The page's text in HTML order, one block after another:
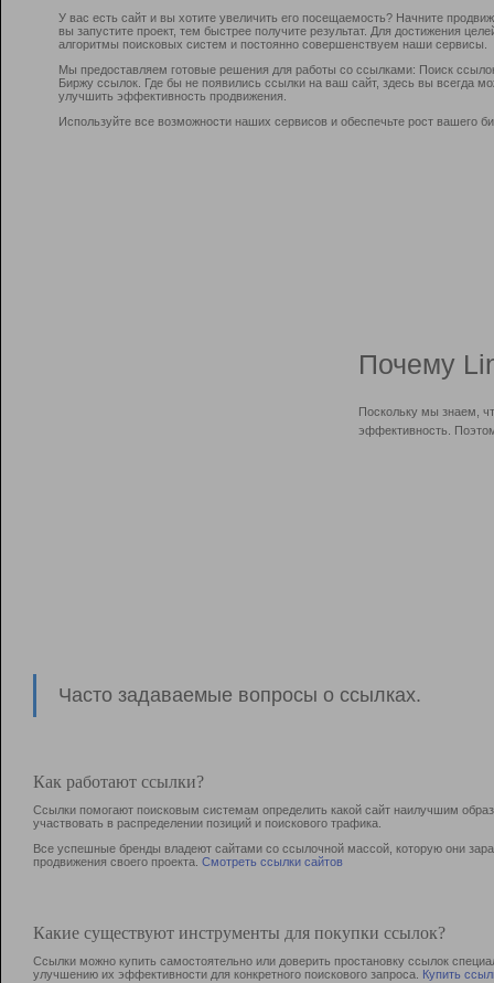
У вас есть сайт и вы хотите увеличить его посещаемость? Начните
вы запустите проект, тем быстрее получите результат. Для достижения
алгоритмы поисковых систем и постоянно совершенствуем наши сервисы.
Мы предоставляем готовые решения для работы со ссылками: Поиск
Биржу ссылок. Где бы не появились ссылки на ваш сайт, здесь вы всегда
улучшить эффективность продвижения.
Используйте все возможности наших сервисов и обеспечьте рост вашего
Почему
Поскольку мы знаем,
эффективность.
Часто задаваемые вопросы о ссылках.
Как работают ссылки?
Ссылки помогают поисковым системам определить какой сайт наилучшим
участвовать в раcпределении позиций и поискового трафика.
Все успешные бренды владеют сайтами со ссылочной массой, которую они
продвижения своего проекта. Смотреть ссылки сайтов
Какие существуют инструменты для покупки ссылок?
Ссылки можно купить самостоятельно или доверить простановку ссылок
улучшению их эффективности для конкретного поискового запроса. Купить